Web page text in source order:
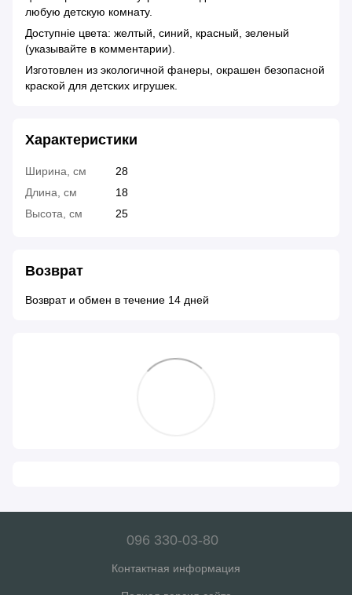
любую детскую комнату.
Доступніе цвета: желтый, синий, красный, зеленый
(указывайте в комментарии).
Изготовлен из экологичной фанеры, окрашен безопасной
краской для детских игрушек.
Характеристики
Ширина, см
28
Длина, см
18
Высота, см
25
Возврат
Возврат и обмен в течение 14 дней
096 330-03-80
Контактная информация